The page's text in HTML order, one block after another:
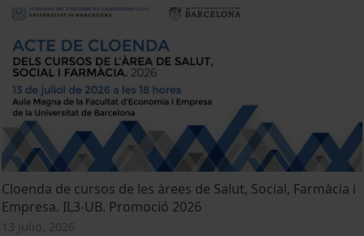
Cloenda de cursos de les àrees de Salut, Social, Farmàcia i
Empresa. IL3-UB. Promoció 2026
13 Julio, 2026